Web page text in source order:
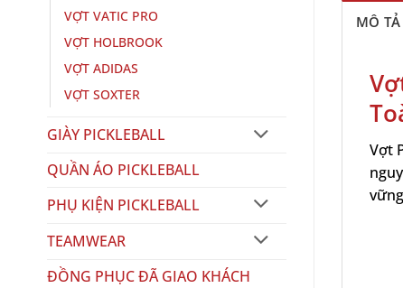
VỢT VATIC PRO
VỢT HOLBROOK
VỢT ADIDAS
VỢT SOXTER
GIÀY PICKLEBALL
QUẦN ÁO PICKLEBALL
PHỤ KIỆN PICKLEBALL
TEAMWEAR
ĐỒNG PHỤC ĐÃ GIAO KHÁCH
MÔ TẢ
Vợt